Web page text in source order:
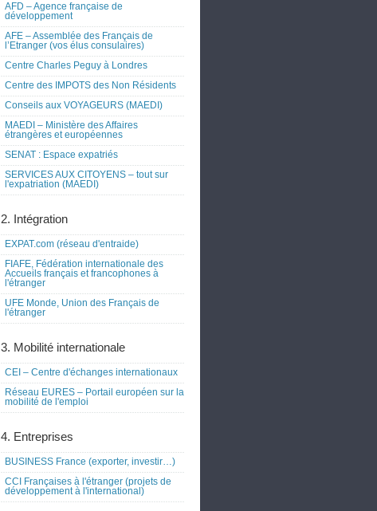
AFD – Agence française de
développement
AFE – Assemblée des Français de
l’Etranger (vos élus consulaires)
Centre Charles Peguy à Londres
Centre des IMPOTS des Non Résidents
Conseils aux VOYAGEURS (MAEDI)
MAEDI – Ministère des Affaires
étrangères et européennes
SENAT : Espace expatriés
SERVICES AUX CITOYENS – tout sur
l'expatriation (MAEDI)
2. Intégration
EXPAT.com (réseau d'entraide)
FIAFE, Fédération internationale des
Accueils français et francophones à
l'étranger
UFE Monde, Union des Français de
l'étranger
3. Mobilité internationale
CEI – Centre d'échanges internationaux
Réseau EURES – Portail européen sur la
mobilité de l'emploi
4. Entreprises
BUSINESS France (exporter, investir…)
CCI Françaises à l'étranger (projets de
développement à l'international)